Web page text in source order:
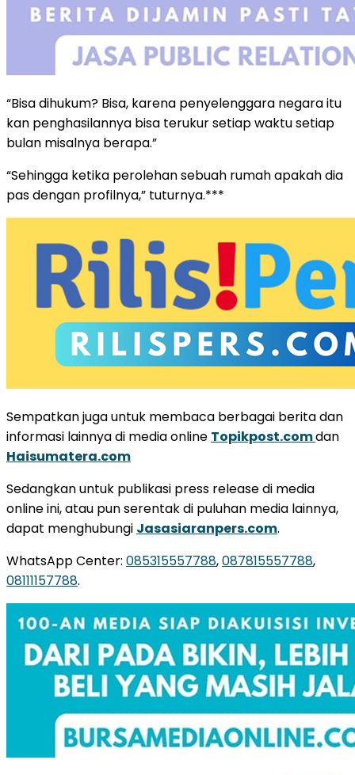
“Bisa dihukum? Bisa, karena penyelenggara negara itu
kan penghasilannya bisa terukur setiap waktu setiap
bulan misalnya berapa.”
“Sehingga ketika perolehan sebuah rumah apakah dia
pas dengan profilnya,” tuturnya.***
Sempatkan juga untuk membaca berbagai berita dan
informasi lainnya di media online Topikpost.comdan
Haisumatera.com
Sedangkan untuk publikasi press release di media
online ini, atau pun serentak di puluhan media lainnya,
dapat menghubungi Jasasiaranpers.com.
WhatsApp Center: 085315557788,087815557788,
08111157788.